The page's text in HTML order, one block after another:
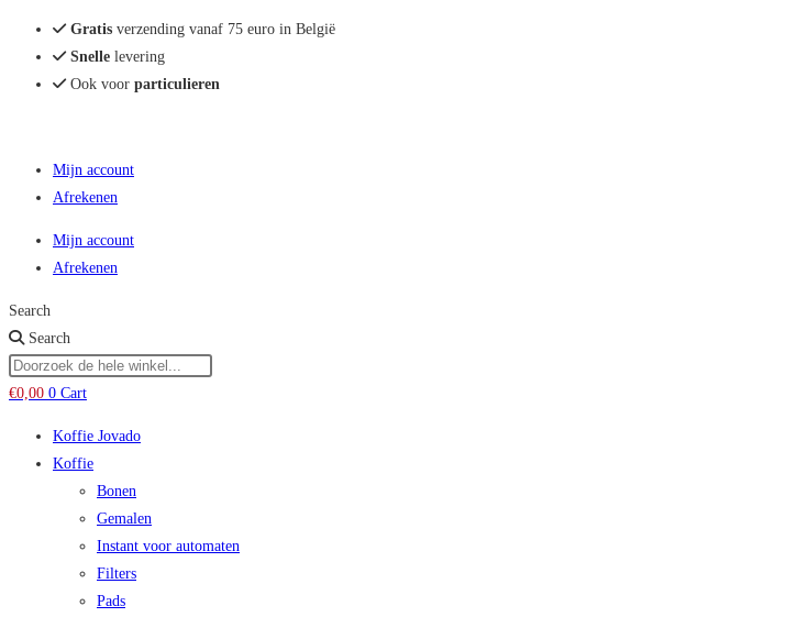
Zoekresultaten
zijbalk
Gratis verzending vanaf 75 euro in België
Snelle levering
Ook voor particulieren
Mijn account
Afrekenen
Mijn account
Afrekenen
Search
Search
€0,00 0 Cart
Koffie Jovado
Koffie
Bonen
Gemalen
Instant voor automaten
Filters
Pads